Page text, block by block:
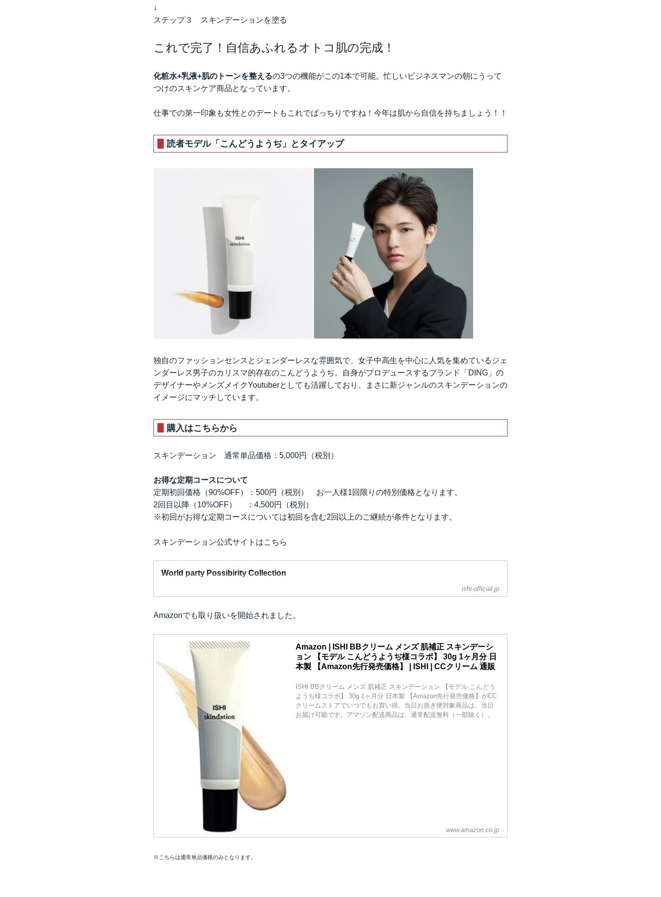
↓
ステップ３ スキンデーションを塗る
これで完了！自信あふれるオトコ肌の完成！
化粧水+乳液+肌のトーンを整えるの3つの機能がこの1本で可能。忙しいビジネスマンの朝にうって
つけのスキンケア商品となっています。
仕事での第一印象も女性とのデートもこれでばっちりですね！今年は肌から自信を持ちましょう！！
読者モデル「こんどうようぢ」とタイアップ
独自のファッションセンスとジェンダーレスな雰囲気で、女子中高生を中心に人気を集めているジェ
ンダーレス男子のカリスマ的存在のこんどうようぢ。自身がプロデュースするブランド「DING」の
デザイナーやメンズメイクYoutuberとしても活躍しており、まさに新ジャンルのスキンデーションの
イメージにマッチしています。
購入はこちらから
スキンデーション 通常単品価格：5,000円（税別）
お得な定期コースについて
定期初回価格（90%OFF）：500円（税別） お一人様1回限りの特別価格となります。
2回目以降（10%OFF） ：4,500円（税別）
※初回がお得な定期コースについては初回を含む2回以上のご継続が条件となります。
スキンデーション公式サイトはこちら
World party Possibirity Collection
ishi-official.jp
Amazonでも取り扱いを開始されました。
Amazon | ISHI BBクリーム メンズ 肌補正 スキンデーシ
ョン 【モデル こんどうようぢ様コラボ】 30g 1ヶ月分 日
本製 【Amazon先行発売価格】 | ISHI | CCクリーム 通販
ISHI BBクリーム メンズ 肌補正 スキンデーション 【モデル こんどう
ようぢ様コラボ】 30g 1ヶ月分 日本製 【Amazon先行発売価格】がCC
クリームストアでいつでもお買い得。当日お急ぎ便対象商品は、当日
お届け可能です。アマゾン配送商品は、通常配送無料（一部除く）。
www.amazon.co.jp
※こちらは通常単品価格のみとなります。